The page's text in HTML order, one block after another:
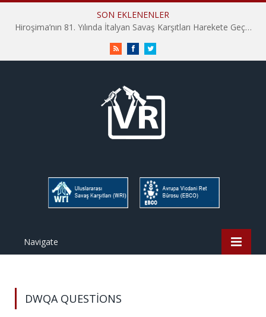
SON EKLENENLER
Hiroşima’nın 81. Yılında İtalyan Savaş Karşıtları Harekete Geçti: “Hatırlamak yeterli değil”
RSS FacebookTwitter
Navigate
DWQA QUESTIONS